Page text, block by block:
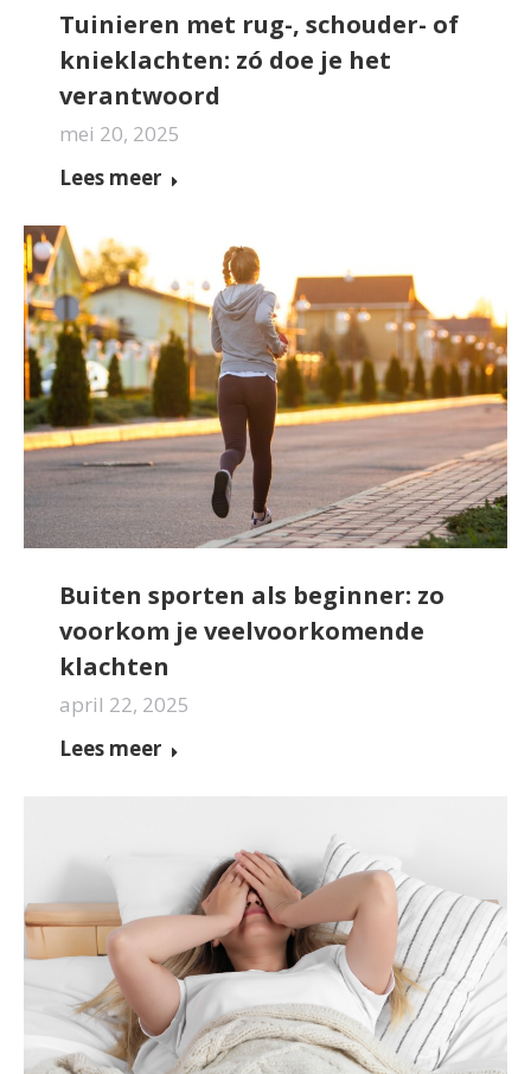
Tuinieren met rug-, schouder- of
knieklachten: zó doe je het
verantwoord
mei 20, 2025
Lees meer
Buiten sporten als beginner: zo
voorkom je veelvoorkomende
klachten
april 22, 2025
Lees meer